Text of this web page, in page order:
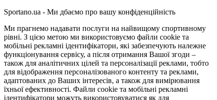
Sportano.ua - Ми дбаємо про вашу конфіденційність
Ми прагнемо надавати послуги на найвищому спортивному
рівні. З цією метою ми використовуємо файли cookie та
мобільні рекламні ідентифікатори, які забезпечують належне
функціонування сервісу, а після отримання Вашої згоди –
також для аналітичних цілей та персоналізації реклами, тобто
для відображення персоналізованого контенту та реклами,
адаптованих до Ваших інтересів, а також для вимірювання
їхньої ефективності. Файли cookie та мобільні рекламні
ідентифікатори можуть використовуватися як для